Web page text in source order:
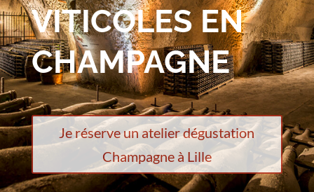
VITICOLES EN
CHAMPAGNE
Je réserve un atelier dégustation
Champagne à Lille